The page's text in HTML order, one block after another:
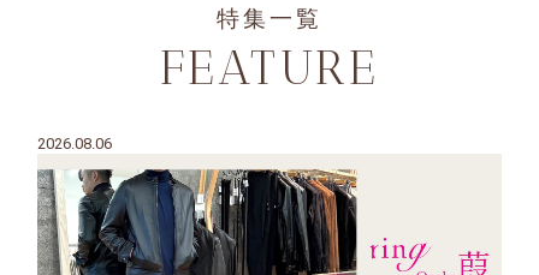
特集一覧
FEATURE
2026.08.06